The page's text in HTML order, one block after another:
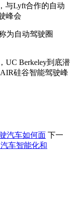
Lyft合作的自动
峰会
为自动驾驶圈
Berkeley到底潜
硅谷智能驾驶峰
汽车如何面 下一
车智能化和